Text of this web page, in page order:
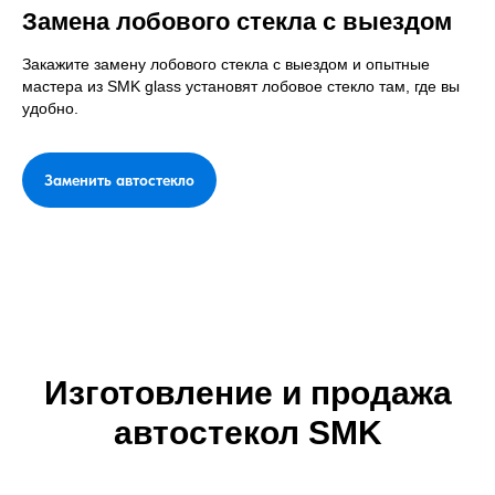
Замена лобового стекла с выездом
Закажите замену лобового стекла с выездом и опытные
мастера из SMK glass установят лобовое стекло там, где вы
удобно.
Заменить автостекло
Изготовление и продажа
автостекол SMK